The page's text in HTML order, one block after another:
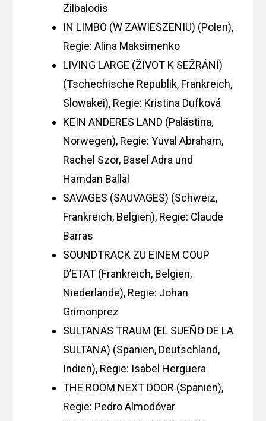
Zilbalodis
IN LIMBO (W ZAWIESZENIU) (Polen),
Regie: Alina Maksimenko
LIVING LARGE (ŽIVOT K SEŽRÁNÍ)
(Tschechische Republik, Frankreich,
Slowakei), Regie: Kristina Dufková
KEIN ANDERES LAND (Palästina,
Norwegen), Regie: Yuval Abraham,
Rachel Szor, Basel Adra und
Hamdan Ballal
SAVAGES (SAUVAGES) (Schweiz,
Frankreich, Belgien), Regie: Claude
Barras
SOUNDTRACK ZU EINEM COUP
D’ETAT (Frankreich, Belgien,
Niederlande), Regie: Johan
Grimonprez
SULTANAS TRAUM (EL SUEÑO DE LA
SULTANA) (Spanien, Deutschland,
Indien), Regie: Isabel Herguera
THE ROOM NEXT DOOR (Spanien),
Regie: Pedro Almodóvar